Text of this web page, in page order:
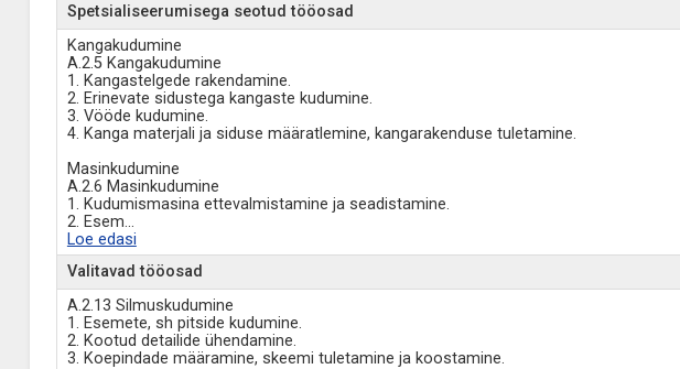
Spetsialiseerumisega seotud tööosad
Kangakudumine
A.2.5 Kangakudumine
1. Kangastelgede rakendamine.
2. Erinevate sidustega kangaste kudumine.
3. Vööde kudumine.
4. Kanga materjali ja siduse määratlemine, kangarakenduse tuletamine.
Masinkudumine
A.2.6 Masinkudumine
1. Kudumismasina ettevalmistamine ja seadistamine.
2. Esem...
Loe edasi
Valitavad tööosad
A.2.13 Silmuskudumine
1. Esemete, sh pitside kudumine.
2. Kootud detailide ühendamine.
3. Koepindade määramine, skeemi tuletamine ja koostamine.